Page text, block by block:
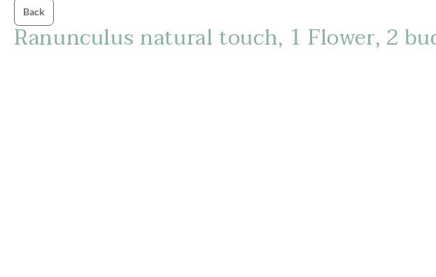
Back
Ranunculus natural touch, 1 Flower, 2